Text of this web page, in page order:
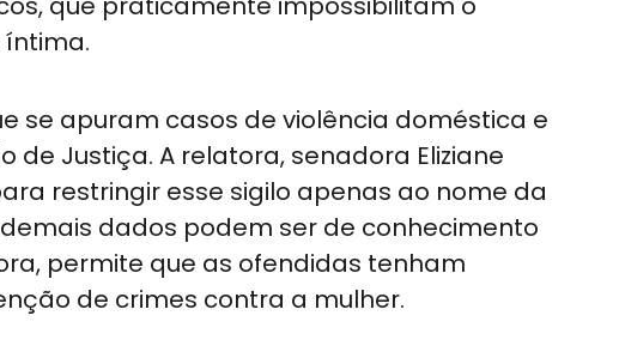
se apuram casos de violência doméstica e
Justiça. A relatora, senadora Eliziane
restringir esse sigilo apenas ao nome da
dados podem ser de conhecimento
permite que as ofendidas tenham
de crimes contra a mulher.